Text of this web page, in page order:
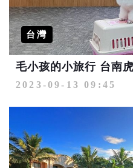
台灣
毛小孩的小旅行 台南
2023-09-13 09:45